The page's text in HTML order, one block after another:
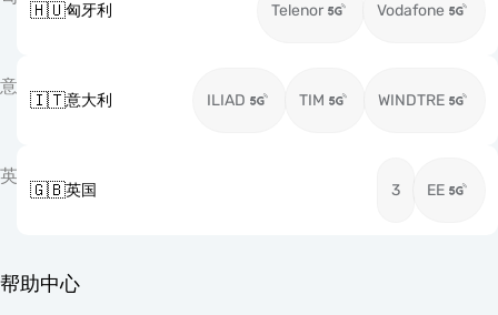
🇭🇺匈牙利 Telenor Vodafone
意
🇮🇹意大利 ILIAD TIM WINDTRE
英
🇬🇧英国 3 EE
帮助中心